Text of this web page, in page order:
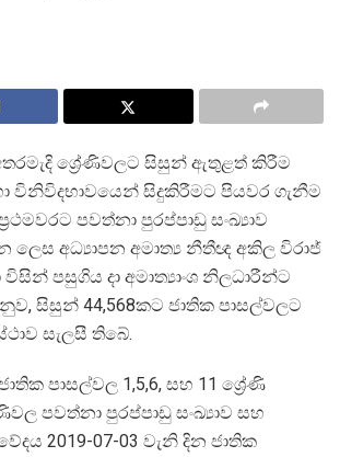
ශ්‍රේණිවලට සිසුන් ඇතුළත් කිරීම
විනිවිදභාවයෙන් සිදුකිරීමට පියවර ගැනීම
පවත්නා පුරප්පාඩු සංඛ්‍යාව
ලෙස අධ්‍යාපන අමාත්‍ය නීතීඥ අකිල විරාජ්
පසුගිය දා අමාත්‍යාංශ නිලධාරීන්ට
සිසුන් 44,568කට ජාතික පාසල්වලට
සැලසී තිබේ.
පාසල්වල 1,5,6, සහ 11 ශ්‍රේණි
පවත්නා පුරප්පාඩු සංඛ්‍යාව සහ
2019-07-03 වැනි දින ජාතික